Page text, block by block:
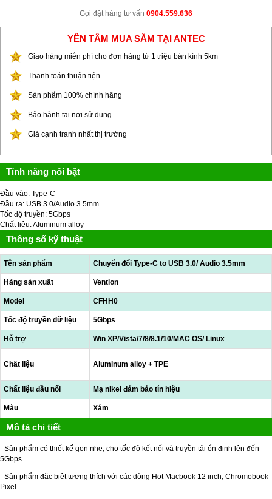
Gọi đặt hàng tư vấn 0904.559.636
YÊN TÂM MUA SẮM TẠI ANTEC
Giao hàng miễn phí cho đơn hàng từ 1 triệu bán kính 5km
Thanh toán thuận tiện
Sản phẩm 100% chính hãng
Bảo hành tại nơi sử dụng
Giá cạnh tranh nhất thị trường
Tính năng nổi bật
Đầu vào: Type-C
Đầu ra: USB 3.0/Audio 3.5mm
Tốc độ truyền: 5Gbps
Chất liệu: Aluminum alloy
Thông số kỹ thuật
Tên sản phẩm Chuyển đổi Type-C to USB 3.0/ Audio 3.5mm
Hãng sản xuất Vention
Model CFHH0
Tốc độ truyền dữ liệu 5Gbps
Hỗ trợ Win XP/Vista/7/8/8.1/10/MAC OS/ Linux
Chất liệu Aluminum alloy + TPE
Chất liệu đầu nối Mạ nikel đảm bảo tín hiệu
Màu Xám
Mô tả chi tiết
- Sản phẩm có thiết kế gọn nhẹ, cho tốc độ kết nối và truyền tải ổn định lên đến
5Gbps.
- Sản phẩm đặc biệt tương thích với các dòng Hot Macbook 12 inch, Chromobook
Pixel